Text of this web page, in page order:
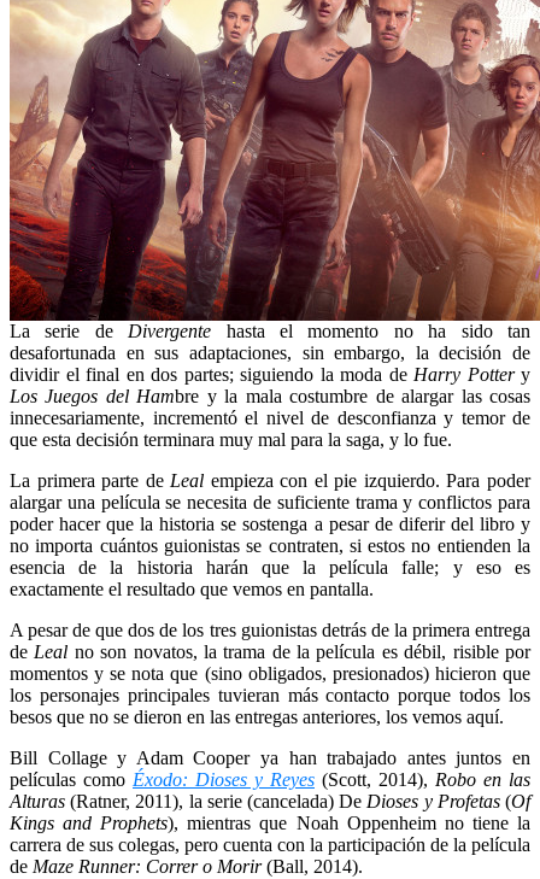
La serie de Divergente hasta el momento no ha sido tan
desafortunada en sus adaptaciones, sin embargo, la decisión de
dividir el final en dos partes; siguiendo la moda de Harry Pottery
Los Juegos del Hambre y la mala costumbre de alargar las cosas
innecesariamente, incrementó el nivel de desconfianza y temor de
que esta decisión terminara muy mal para la saga, y lo fue.
La primera parte de Leal empieza con el pie izquierdo. Para poder
alargar una película se necesita de suficiente trama y conflictos para
poder hacer que la historia se sostenga a pesar de diferir del libro y
no importa cuántos guionistas se contraten, si estos no entienden la
esencia de la historia harán que la película falle; y eso es
exactamente el resultado que vemos en pantalla.
A pesar de que dos de los tres guionistas detrás de la primera entrega
de Leal no son novatos, la trama de la película es débil, risible por
momentos y se nota que (sino obligados, presionados) hicieron que
los personajes principales tuvieran más contacto porque todos los
besos que no se dieron en las entregas anteriores, los vemos aquí.
Bill Collage y Adam Cooper ya han trabajado antes juntos en
películas como Éxodo: Dioses y Reyes (Scott, 2014), Robo en las
Alturas (Ratner, 2011), la serie (cancelada) De Dioses y Profetas(Of
Kings and Prophets), mientras que Noah Oppenheim no tiene la
carrera de sus colegas, pero cuenta con la participación de la película
de Maze Runner: Correr o Morir(Ball, 2014).